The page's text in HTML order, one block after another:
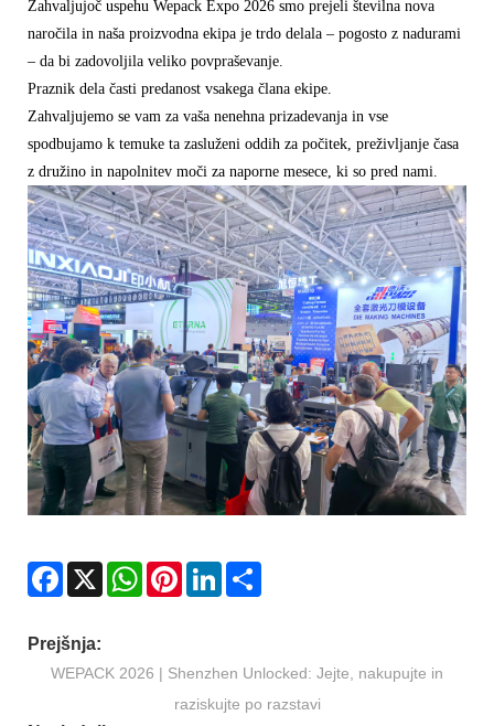
Zahvaljujoč uspehu Wepack Expo 2026 smo prejeli številna nova
naročila in naša proizvodna ekipa je trdo delala – pogosto z nadurami
– da bi zadovoljila veliko povpraševanje.
Praznik dela časti predanost vsakega člana ekipe.
Zahvaljujemo se vam za vaša nenehna prizadevanja in vse
spodbujamo k temuke ta zasluženi oddih za počitek, preživljanje časa
z družino in napolnitev moči za naporne mesece, ki so pred nami.
Facebook
X WhatsAppPinterestLinkedIn
Prejšnja:
WEPACK 2026 | Shenzhen Unlocked: Jejte, nakupujte in
raziskujte po razstavi